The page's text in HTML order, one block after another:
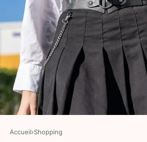
SHOPPING
Accueil›Shopping